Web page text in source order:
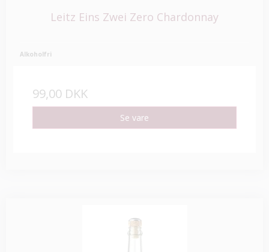
Leitz Eins Zwei Zero Chardonnay
Alkoholfri
99,00 DKK
Se vare